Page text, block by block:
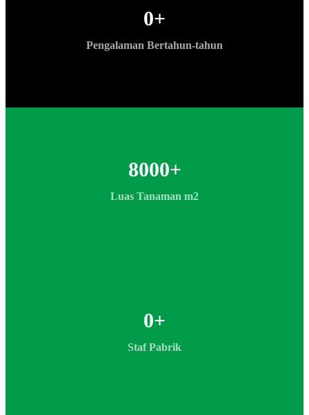
Pengalaman Bertahun-tahun
0+
Luas Tanaman m2
8000+
Staf Pabrik
0+